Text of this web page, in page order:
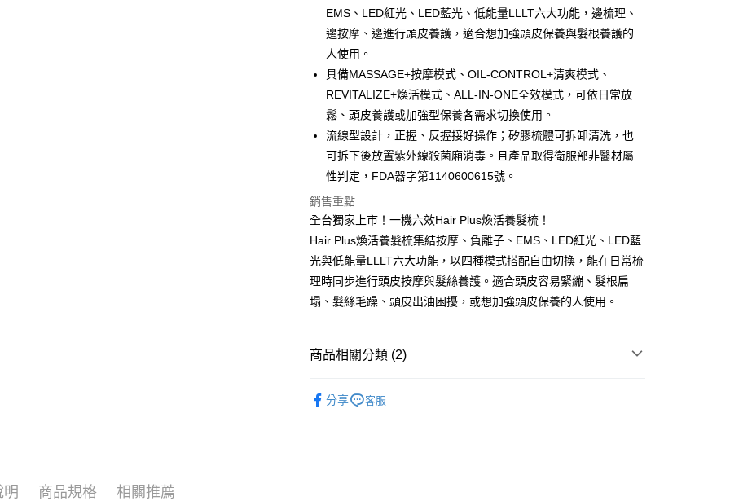
AFTEE先享後付
相關說明
【關於「AFTEE先享後付」】
AFTEE先享後付是「在收到商品之後才付款」的支付方式。 讓您購物簡單
便利好安心！
１．簡單：不需註冊會員、不需綁卡、不需儲值。
２．便利：只要手機號碼，簡訊認證，即可結帳。
【「AFTEE先享後付」結帳流程】
１．於結帳方式選擇「AFTEE先享後付」後，將跳轉至「AFTEE先享後
付」結帳頁面，進行簡訊認證並確認金額後，即可完成結帳。
２．訂單成立數日內，您將收到繳費通知簡訊。
３．收到繳費通知簡訊後14天內，點擊此簡訊中的連結，可透過四大超商
／ATM／網路銀行／等多元方式進行付款，方視為交易完成。
※ 請注意：結帳手續完成當下不需立刻繳費，但若您需要取消訂單，請聯
絡購買商品的店家。未經商家同意取消之訂單仍視為有效，需透過AFTEE
先享後付繳納相關費用。
※ 交易是否成功請以「AFTEE先享後付 」之結帳頁面顯示為準，若有關於
是否繳費成功／繳費後需取消欲退款等相關疑問，請聯繫「AFTEE先享後
【注意事項】
１．透過由恩沛科技股份有限公司提供之「AFTEE先享後付」服務完成之
２．關於個人資料處理事宜，請瀏覽以下網址：
運送方式
全家取貨付款
每筆NT$60，滿NT$3,000(含以上)免運費
7-11取貨付款
每筆NT$60，滿NT$3,000(含以上)免運費
宅配
每筆NT$100，滿NT$3,000(含以上)免運費
離島宅配
EMS、LED紅光、LED藍光、低能量LLLT六大功能，邊梳理、
邊按摩、邊進行頭皮養護，適合想加強頭皮保養與髮根養護的
人使用。
具備MASSAGE+按摩模式、OIL-CONTROL+清爽模式、
REVITALIZE+煥活模式、ALL-IN-ONE全效模式，可依日常放
鬆、頭皮養護或加強型保養各需求切換使用。
流線型設計，正握、反握接好操作；矽膠梳體可拆卸清洗，也
可拆下後放置紫外線殺菌廂消毒。且產品取得衛服部非醫材屬
性判定，FDA器字第1140600615號。
銷售重點
全台獨家上市！一機六效Hair Plus煥活養髮梳！
Hair Plus煥活養髮梳集結按摩、負離子、EMS、LED紅光、LED藍
光與低能量LLLT六大功能，以四種模式搭配自由切換，能在日常梳
理時同步進行頭皮按摩與髮絲養護。適合頭皮容易緊繃、髮根扁
塌、髮絲毛躁、頭皮出油困擾，或想加強頭皮保養的人使用。
商品相關分類 (2)
分享 客服
明 商品規格 相關推薦